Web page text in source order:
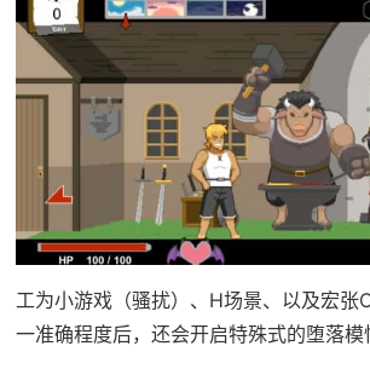
工为小游戏（骚扰）、H场景、以及宏张
一准确程度后，还会开启特殊式的堕落模